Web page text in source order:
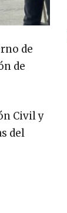
de
de
Civil y
del